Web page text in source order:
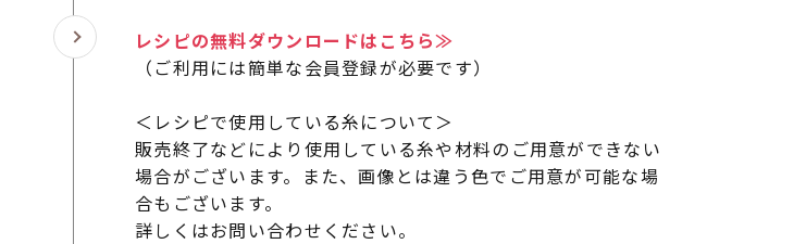
レシピの無料ダウンロードはこちら≫
（ご利用には簡単な会員登録が必要です）
＜レシピで使用している糸について＞
販売終了などにより使用している糸や材料のご用意ができない
場合がございます。また、画像とは違う色でご用意が可能な場
合もございます。
詳しくはお問い合わせください。